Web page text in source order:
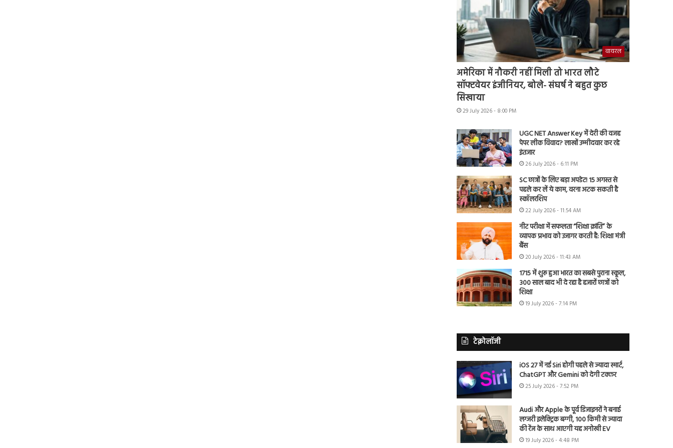
वायरल
अमेरिका में नौकरी नहीं मिली तो भारत लौटे
सॉफ्टवेयर इंजीनियर, बोले- संघर्ष ने बहुत कुछ
सिखाया
29 July 2026 - 8:00 PM
UGC NET Answer Key में देरी की वजह
पेपर लीक विवाद? लाखों उम्मीदवार कर रहे
इंतजार
26 July 2026 - 6:11 PM
SC छात्रों के लिए बड़ा अपडेट! 15 अगस्त से
पहले कर लें ये काम, वरना अटक सकती है
स्कॉलरशिप
22 July 2026 - 11:54 AM
नीट परीक्षा में सफलता “शिक्षा क्रांति” के
व्यापक प्रभाव को उजागर करती है: शिक्षा मंत्री
बैंस
20 July 2026 - 11:43 AM
1715 में शुरू हुआ भारत का सबसे पुराना स्कूल,
300 साल बाद भी दे रहा है हजारों छात्रों को
शिक्षा
19 July 2026 - 7:14 PM
टेक्नोलॉजी
iOS 27 में नई Siri होगी पहले से ज्यादा स्मार्ट,
ChatGPT और Gemini को देगी टक्कर
25 July 2026 - 7:52 PM
Audi और Apple के पूर्व डिजाइनरों ने बनाई
लग्जरी इलेक्ट्रिक बग्गी, 100 किमी से ज्यादा
की रेंज के साथ आएगी यह अनोखी EV
19 July 2026 - 4:48 PM